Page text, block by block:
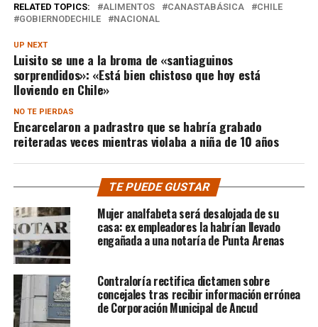
RELATED TOPICS: ALIMENTOS CANASTABÁSICA
CHILE
GOBIERNODECHILE
NACIONAL
UP NEXT
Luisito se une a la broma de «santiaguinos
sorprendidos»: «Está bien chistoso que hoy está
lloviendo en Chile»
NO TE PIERDAS
Encarcelaron a padrastro que se habría grabado
reiteradas veces mientras violaba a niña de 10 años
TE PUEDE GUSTAR
Mujer analfabeta será desalojada de su
casa: ex empleadores la habrían llevado
engañada a una notaría de Punta Arenas
Contraloría rectifica dictamen sobre
concejales tras recibir información errónea
de Corporación Municipal de Ancud